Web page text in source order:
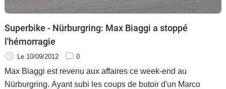
Superbike - Nürburgring: Max Biaggi a stoppé
l'hémorragie
Le 10/09/2012 0
Max Biaggi est revenu aux affaires ce week-end au
Nürburgring. Ayant subi les coups de butoir d'un Marco